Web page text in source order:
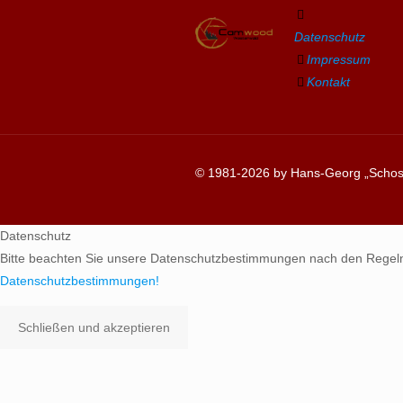
Datenschutz
Impressum
Kontakt
© 1981-2026 by Hans-Georg
Datenschutz
Bitte beachten Sie unsere Datenschutzbestimmungen nach den
Datenschutzbestimmungen!
Schließen und akzeptieren